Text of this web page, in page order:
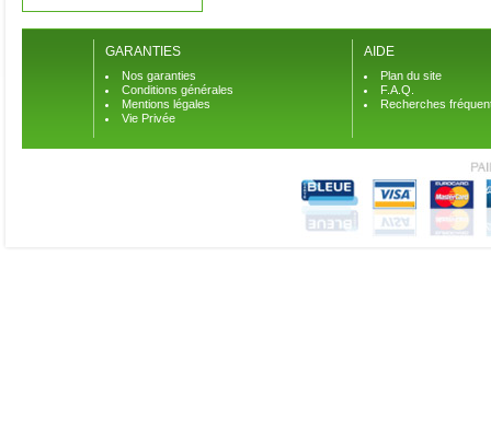
GARANTIES
Nos garanties
Conditions générales
Mentions légales
Vie Privée
AIDE
Plan du site
F.A.Q.
Recherches